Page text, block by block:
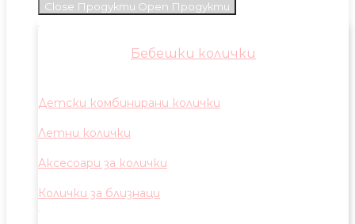
Close Продукти Open Продукти
Бебешки колички
Детски комбинирани колички
Летни колички
Аксесоари за колички
Колички за близнаци